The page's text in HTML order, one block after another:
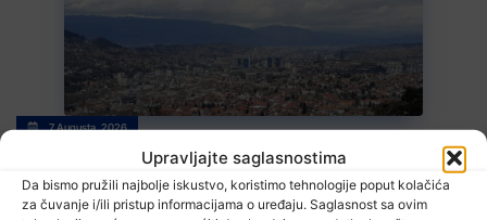
Upravljajte saglasnostima
Da bismo pružili najbolje iskustvo, koristimo tehnologije poput kolačića
za čuvanje i/ili pristup informacijama o uređaju. Saglasnost sa ovim
7 Augusta, 2026
Stiže blagi predah od vrelina, ali ne zadugo